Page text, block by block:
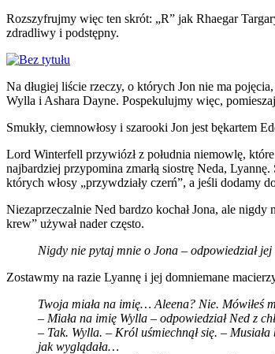
Rozszyfrujmy więc ten skrót: „R” jak Rhaegar
zdradliwy i podstępny.
Na długiej liście rzeczy, o których Jon nie ma
Wylla i Ashara Dayne. Pospekulujmy więc,
Smukły, ciemnowłosy i szarooki Jon jest bękartem
Lord Winterfell przywiózł z południa niemowlę,
najbardziej przypomina zmarłą siostrę Neda,
których włosy „przywdziały czerń”, a jeśli dodamy
Niezaprzeczalnie Ned bardzo kochał Jona, ale
krew” używał nader często.
Nigdy nie pytaj mnie o Jona – odpowiedział
Zostawmy na razie Lyannę i jej domniemane
Twoja miała na imię… Aleena? Nie. Mówiłeś
– Miała na imię Wylla – odpowiedział Ned z
– Tak. Wylla. – Król uśmiechnął się. –
jak wyglądała…